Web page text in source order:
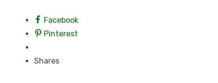
Facebook
Pinterest
Shares